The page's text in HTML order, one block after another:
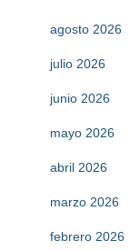
agosto 2026
julio 2026
junio 2026
mayo 2026
abril 2026
marzo 2026
febrero 2026